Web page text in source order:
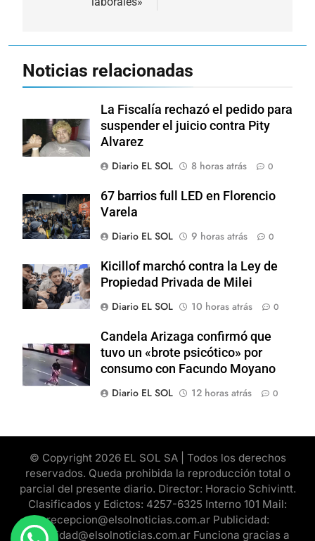
Noticias relacionadas
La Fiscalía rechazó el pedido para
suspender el juicio contra Pity
Alvarez
Diario EL SOL
8 horas atrás 0
67 barrios full LED en Florencio
Varela
Diario EL SOL
9 horas atrás 0
Kicillof marchó contra la Ley de
Propiedad Privada de Milei
Diario EL SOL
10 horas atrás 0
Candela Arizaga confirmó que
tuvo un «brote psicótico» por
consumo con Facundo Moyano
Diario EL SOL
12 horas atrás 0
© Copyright 2026 EL SOL SA | Todos los derechos
reservados. Queda prohibida la reproducción total o
parcial del presente diario. Director: Horacio Schivintt.
Clasificados y Edictos: 4257-6325 Interno 101 Mail:
recepcion@elsolnoticias.com.ar Publicidad:
publicidad@elsolnoticias.com.ar Funciona gracias a